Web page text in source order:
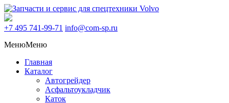
+7 495 741-99-71 info@com-sp.ru
МенюМеню
Главная
Каталог
Автогрейдер
Асфальтоукладчик
Каток